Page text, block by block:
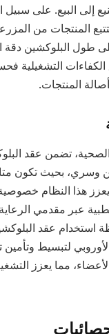
إلى البيع. على
المنتجات من
البلوكشين دقة
التشغيلية
المنتجات.
تضمن عقد
وسري، بحيث تكون
يعزز هذا النظام
عبر مقدمي
استخدام عقد
لتبسيط
مما يعزز